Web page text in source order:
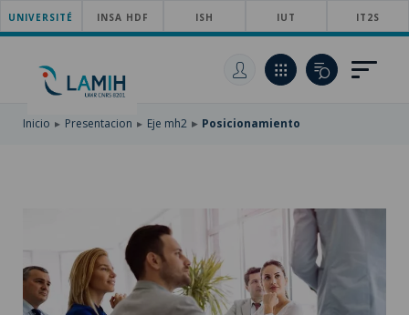
SKIP
TO
NAVIGATION
PASAR
CONTENIDO
PRINCIPAL
SKIP
UNIVERSITÉ INSA HDF ISH IUT IT2S
Inicio Presentacion Eje mh2 Posicionamiento